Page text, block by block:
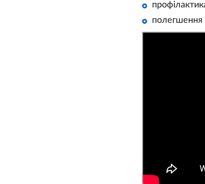
полегшення